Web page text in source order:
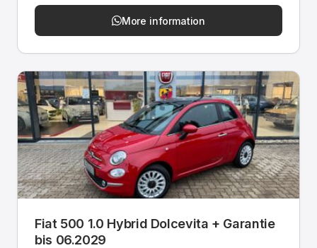
More information
Fiat 500 1.0 Hybrid Dolcevita + Garantie
bis 06.2029